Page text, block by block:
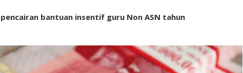
bantuan insentif guru Non ASN tahun